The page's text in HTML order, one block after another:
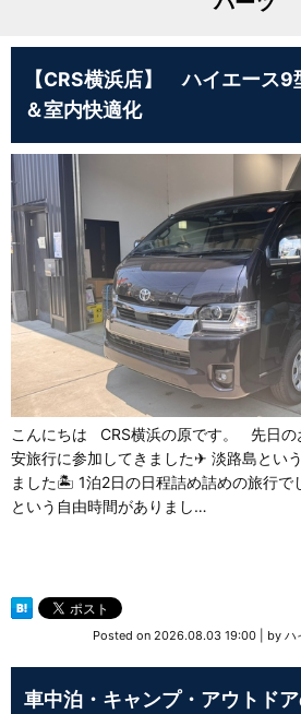
【CRS横浜店】 ハイエース
＆室内快適化
こんにちは CRS横浜の原です。 先日の
安旅行に参加してきました✈ 淡路島とい
ました🏝 1泊2日の日程詰め詰めの旅行で
という自由時間がありまし…
Posted on 2026.08.03 19:00 by ハ
車中泊・キャンプ・アウトド